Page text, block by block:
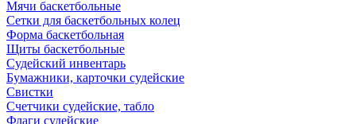
Мячи баскетбольные
Сетки для баскетбольных колец
Форма баскетбольная
Щиты баскетбольные
Судейский инвентарь
Бумажники, карточки судейские
Свистки
Счетчики судейские, табло
Флаги судейские